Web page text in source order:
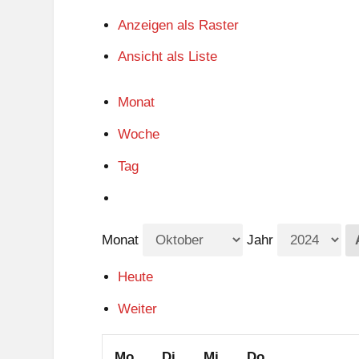
Anzeigen als Raster
Ansicht als Liste
Monat
Woche
Tag
Monat Jahr
Heute
Weiter